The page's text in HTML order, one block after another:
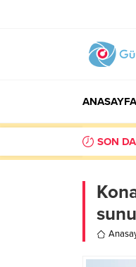
ANASAYFA
SON